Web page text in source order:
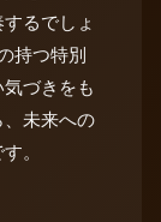
るでしょ
持つ特別
づきをも
未来への
。